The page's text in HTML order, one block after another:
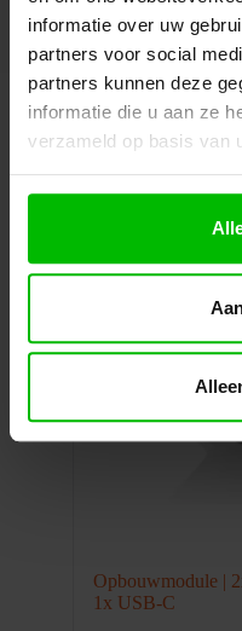
informatie over uw
partners voor social
partners kunnen deze
informatie die u aan ze
verzameld op basis van
Misschien ook interessant
Opbouwmodule |
1x USB-C